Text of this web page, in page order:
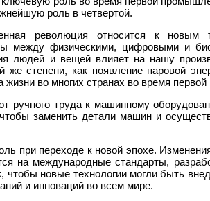
роль в четвертой.
революция относится к новым
между физическими, цифровыми и
людей и вещей влияет на нашу
же степени, как появление паровой
жизни во многих странах во время
ручного труда к машинному
заменить детали машин и
при переходе к новой эпохе.
на международные стандарты,
чтобы новые технологии могли быть
и инноваций во всем мире.